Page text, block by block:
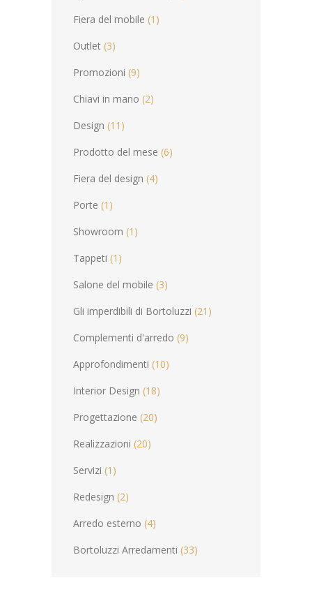
Fiera del mobile (1)
Outlet (3)
Promozioni (9)
Chiavi in mano (2)
Design (11)
Prodotto del mese (6)
Fiera del design (4)
Porte (1)
Showroom (1)
Tappeti (1)
Salone del mobile (3)
Gli imperdibili di Bortoluzzi (21)
Complementi d'arredo (9)
Approfondimenti (10)
Interior Design (18)
Progettazione (20)
Realizzazioni (20)
Servizi (1)
Redesign (2)
Arredo esterno (4)
Bortoluzzi Arredamenti (33)